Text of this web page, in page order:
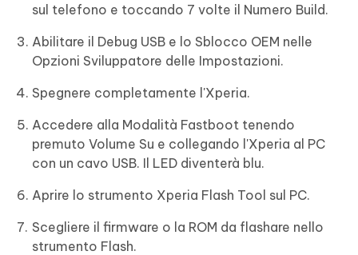
sul telefono e toccando 7 volte il Numero Build.
Abilitare il Debug USB e lo Sblocco OEM nelle
Opzioni Sviluppatore delle Impostazioni.
Spegnere completamente l'Xperia.
Accedere alla Modalità Fastboot tenendo
premuto Volume Su e collegando l'Xperia al PC
con un cavo USB. Il LED diventerà blu.
Aprire lo strumento Xperia Flash Tool sul PC.
Scegliere il firmware o la ROM da flashare nello
strumento Flash.